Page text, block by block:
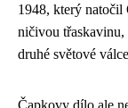
1948, který
ničivou třaskavinu,
druhé světové
Čapkovy dílo ale